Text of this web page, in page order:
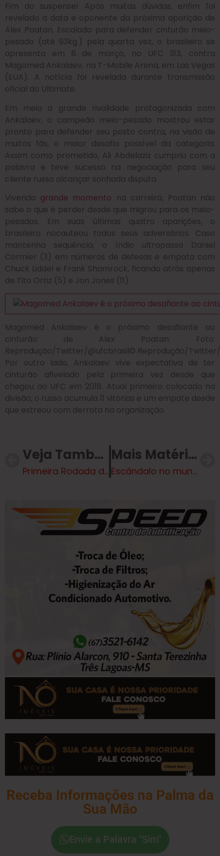
Fim do suspense! Após muitas dúvidas, enfim foi
revelado a data e oponente da próxima aparição de
Alex Poatan. Escalado para defender cinturão meio-
pesado (até 93kg.) pela quarta vez, o brasileiro se
apresenta em 8 de março, no UFC 313, contra
Magomed Ankalaev, na T-Mobile Arena, em Las Vegas
(EUA). A notícia foi revelada durante transmissão
oficial do Ultimate.
Em meio a grande rivalidade protagonizada com
Ankalaev, o campeão meio-pesado mostrou estar
pronto para defender seu posto contra, na visão de
muitos fãs, o maior desafio possível da categoria.
Assim como prometido, Ali Abdelaziz cumpriu com a
palavra e teve sucesso na negociação para seu
cliente russo alcançar sonhada disputa.
Vivendo grande momento na carreira, Poatan não
sabe o que é perder desde que migrou para os meio-
pesados. Em suas últimas quatro aparições, o
brasileiro nocauteou todos seus adversários. Caso
mantenha sequência, o índio ultrapassa Daniel
Cormier (3) em números de defesas e empata com
Chuck Liddel e Frank Shamrock, ficando atrás apenas
de Tito Ortiz (5) e Jon Jones (11).
Magomed Ankalaev é o próximo desafiante ao
cinturão de Alex Poatan. Foto:
Reprodução/Twitter/@ufcbrasil© Reprodução/
Por outro lado, Ankalaev vive expectativa de ter
cinturão afivelado pela primeira vez desde que
chegou ao UFC em 2018. Atual primeiro colocado na
divisão, o russo acumula 11 vitórias e um empate desde
que estreou com derrota na organização.
Veja Também
Primeira Rodada do Fut 7
Mais Matérias
Escândalo no mundo sertanejo: Cantor é preso após agressão brutal contra a namorada
Receba Informações na Palma da
Sua Mão
Envie a Palavra "Sim"